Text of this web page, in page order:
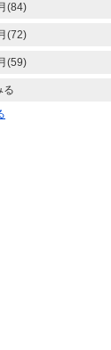
(84)
(72)
(59)
る